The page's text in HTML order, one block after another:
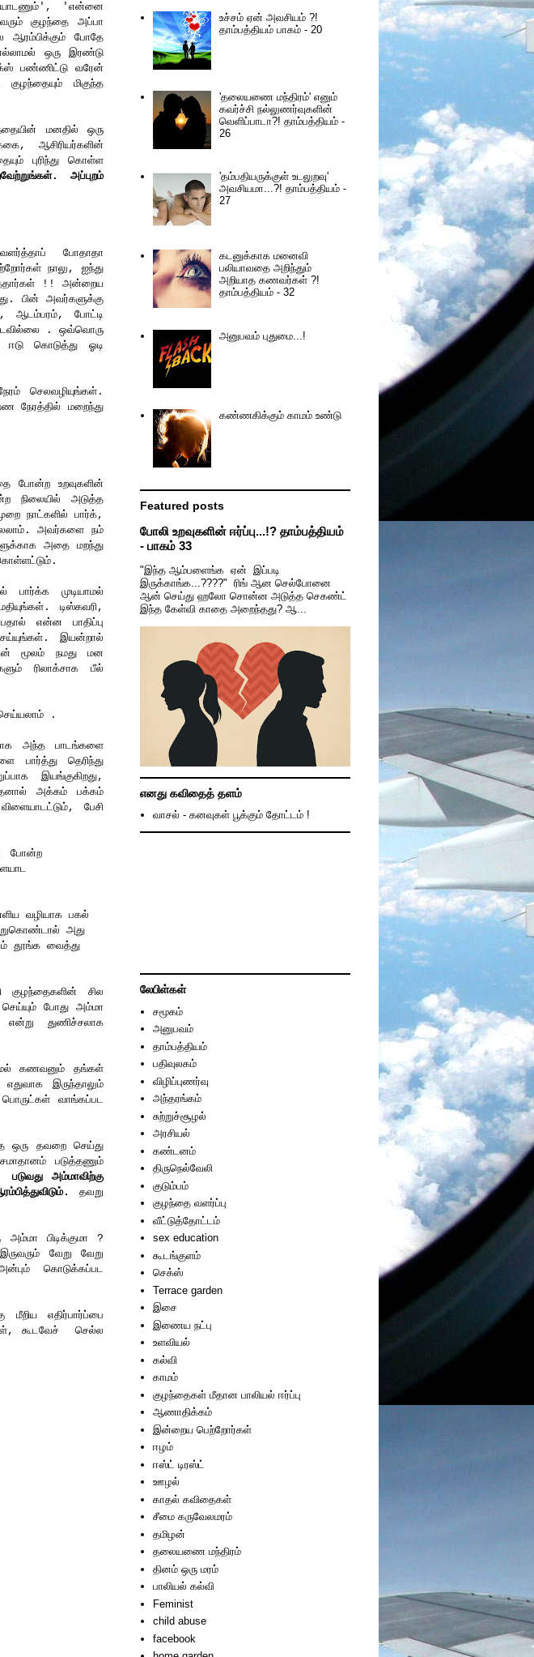
'என்னை
குழந்தை அப்பா
போதே
ஒரு இரண்டு
பண்ணிட்டு வரேன்
மிகுந்த
மனதில் ஒரு
ஆசிரியர்களின்
புரிந்து கொள்ள
அப்புறம்
போதாதா
நாலு, ஐந்து
!! அன்றைய
பின் அவர்களுக்கு
ஆடம்பரம், போட்டி
. ஒவ்வொரு
ஈடு கொடுத்து ஓடி
செலவழியுங்கள்.
நேரத்தில் மறைந்து
போன்ற உறவுகளின்
நிலையில் அடுத்த
நாட்களில் பார்க்,
அவர்களை நம்
அதை மறந்து
முடியாமல்
டிஸ்கவரி,
என்ன பாதிப்பு
இயன்றால்
மூலம் நமது மன
ரிலாக்சாக பீல்
செய்யலாம் .
அந்த பாடங்களை
தெரிந்து
இயங்குகிறது,
அக்கம் பக்கம்
பேசி
வழியாக பகல்
அது
தூங்க வைத்து
சில
போது அம்மா
துணிச்சலாக
கணவனும் தங்கள்
இருந்தாலும்
வாங்கப்பட
ஒரு தவறை செய்து
படுத்தணும்
அம்மாவிற்கு
தவறு
பிடிக்குமா ?
வேறு வேறு
கொடுக்கப்பட
எதிர்பார்ப்பை
கூடவேச் செல்ல
உச்சம் ஏன் அவசியம் ?!
தாம்பத்தியம் பாகம் - 20
'தலையணை மந்திரம்' எனும்
கவர்ச்சி நல்லுணர்வுகளின்
வெளிப்பாடா?! தாம்பத்தியம் -
26
'தம்பதியருக்குள் உடலுறவு'
அவசியமா...?! தாம்பத்தியம் -
27
கடனுக்காக மனைவி
பலியாவதை அறிந்தும்
அறியாத கணவர்கள் ?!
தாம்பத்தியம் - 32
அனுபவம் புதுமை...!
கண்ணகிக்கும் காமம் உண்டு
Featured posts
போலி உறவுகளின் ஈர்ப்பு...!? தாம்பத்தியம்
- பாகம் 33
"இந்த ஆம்பளைங்க ஏன் இப்படி
இருக்காங்க...????" ரிங் ஆன செல்போனை
ஆன் செய்து ஹலோ சொன்ன அடுத்த செகண்ட்
இந்த கேள்வி காதை அறைந்தது? ஆ...
எனது கவிதைத் தளம்
வாசல் - கனவுகள் பூக்கும் தோட்டம் !
லேபிள்கள்
சமூகம்
அனுபவம்
தாம்பத்தியம்
பதிவுலகம்
விழிப்புணர்வு
அந்தரங்கம்
சுற்றுச்சூழல்
அரசியல்
கண்டனம்
திருநெல்வேலி
குடும்பம்
குழந்தை வளர்ப்பு
வீட்டுத்தோட்டம்
sex education
கூடங்குளம்
செக்ஸ்
Terrace garden
இசை
இணைய நட்பு
உளவியல்
கல்வி
காமம்
குழந்தைகள் மீதான பாலியல் ஈர்ப்பு
ஆணாதிக்கம்
இன்றைய பெற்றோர்கள்
ஈழம்
ஈஸ்ட் டிரஸ்ட்
ஊழல்
காதல் கவிதைகள்
சீமை கருவேலமரம்
தமிழன்
தலையணை மந்திரம்
தினம் ஒரு மரம்
பாலியல் கல்வி
Feminist
child abuse
facebook